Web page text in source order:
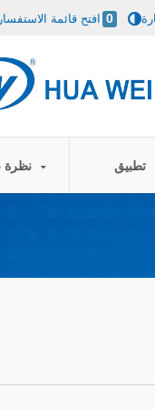
افتح قائمة الاستفسار 0
نظرة عامة